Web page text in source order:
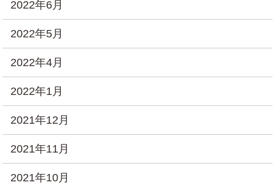
2022年6月
2022年5月
2022年4月
2022年1月
2021年12月
2021年11月
2021年10月